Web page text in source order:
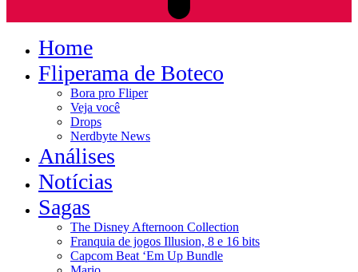
Home
Fliperama de Boteco
Bora pro Fliper
Veja você
Drops
Nerdbyte News
Análises
Notícias
Sagas
The Disney Afternoon Collection
Franquia de jogos Illusion, 8 e 16 bits
Capcom Beat ‘Em Up Bundle